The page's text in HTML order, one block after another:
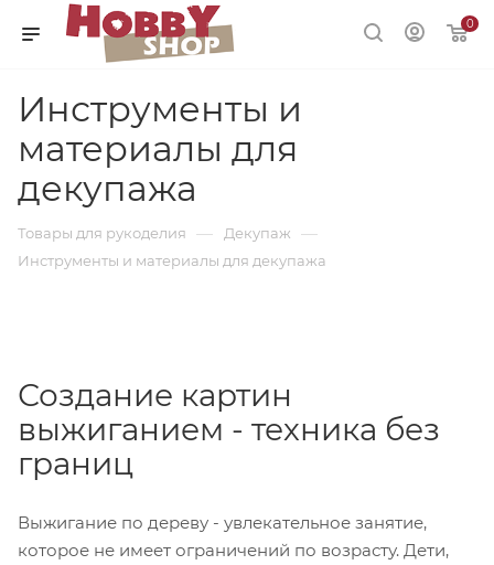
0
Инструменты и
материалы для
декупажа
Товары для рукоделия — Декупаж —
Инструменты и материалы для декупажа
Создание картин
выжиганием - техника без
границ
Выжигание по дереву - увлекательное занятие,
которое не имеет ограничений по возрасту. Дети,